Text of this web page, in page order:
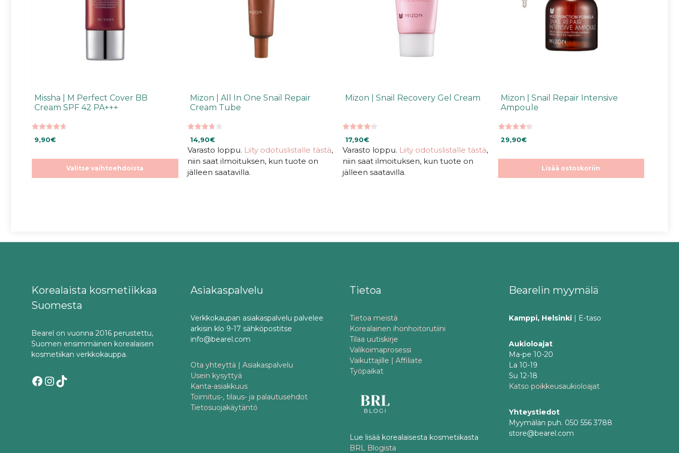
Missha | M Perfect Cover BB
Cream SPF 42 PA+++
5:stä
9,90€
Valitse vaihtoehdoista
Mizon | All In One Snail Repair
Cream Tube
5:stä
14,90€
Varasto loppu. Liity odotuslistalle tästä,
niin saat ilmoituksen, kun tuote on
jälleen saatavilla.
Mizon | Snail Recovery Gel Cream
5:stä
17,90€
Varasto loppu. Liity odotuslistalle tästä,
niin saat ilmoituksen, kun tuote on
jälleen saatavilla.
Mizon | Snail Repair Intensive
Ampoule
5:stä
29,90€
Lisää ostoskoriin
Korealaista kosmetiikkaa
Suomesta
Bearel on vuonna 2016 perustettu,
Suomen ensimmäinen korealaisen
kosmetiikan verkkokauppa.
Facebook
Instagram
TikTok
Asiakaspalvelu
Verkkokaupan asiakaspalvelu palvelee
arkisin klo 9-17 sähköpostitse
info@bearel.com
Ota yhteyttä | Asiakaspalvelu
Usein kysyttyä
Kanta-asiakkuus
Toimitus-, tilaus- ja palautusehdot
Tietosuojakäytäntö
Tietoa
Tietoa meistä
Korealainen ihonhoitorutiini
Tilaa uutiskirje
Valikoimaprosessi
Vaikuttajille | Affiliate
Työpaikat
Lue lisää korealaisesta kosmetiikasta
BRL Blogista
Bearelin myymälä
Kamppi, Helsinki | E-taso
Aukioloajat
Ma-pe 10-20
La 10-19
Su 12-18
Katso poikkeusaukioloajat
Yhteystiedot
Myymälän puh. 050 556 3788
store@bearel.com